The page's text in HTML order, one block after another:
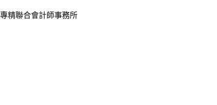
專精聯合會計師事務所